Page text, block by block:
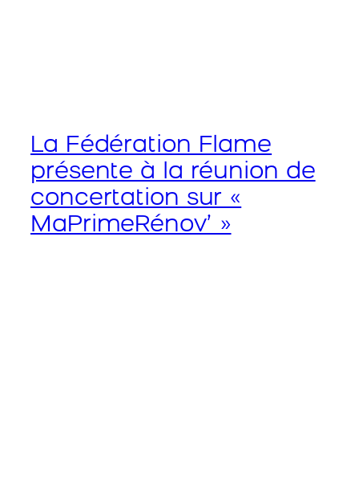
La Fédération Flame
présente à la réunion de
concertation sur «
MaPrimeRénov’ »